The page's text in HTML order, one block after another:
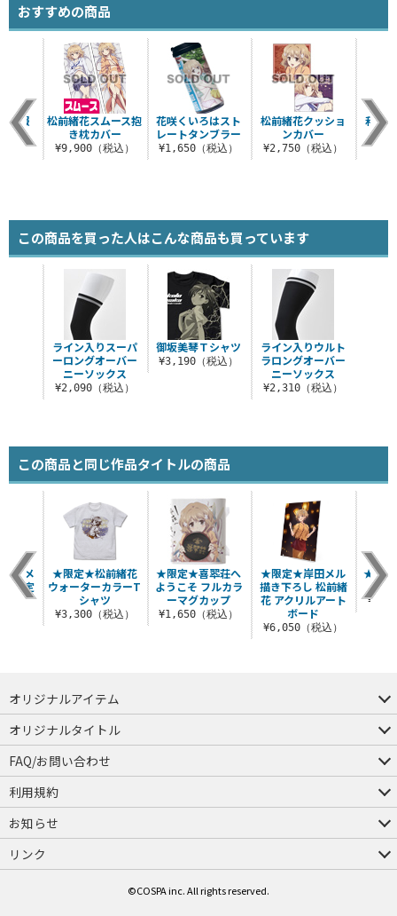
おすすめの商品
花咲くいろはスト
レートタンブラー
¥1,650（税込）
松前緒花クッショ
ンカバー
¥2,750（税込）
和倉
式服
込）
松前緒花スムース抱
き枕カバー
¥9,900（税込）
この商品を買った人はこんな商品も買っています
御坂美琴Ｔシャツ
¥3,190（税込）
ライン入りウルト
ラロングオーバー
ニーソックス
¥2,310（税込）
ライン入りスーパ
ーロングオーバー
ニーソックス
¥2,090（税込）
この商品と同じ作品タイトルの商品
★限定★喜翆荘へ
ようこそ フルカラ
ーマグカップ
¥1,650（税込）
★限定★岸田メル
描き下ろし 松前緒
花 アクリルアート
ボード
¥6,050（税込）
★限定
タ
荘 メ
限定
★限定★松前緒花
ウォーターカラーT
シャツ
¥3,300（税込）
オリジナルアイテム
つままれ
つかまれ
ピョコッテ
オリジナルタイトル
アイテムヤ
ミスカトニック大學購買部
FAQ/お問い合わせ
FAQ
お問い合わせ
利用規約
会員規約・ポイント規約
特定商取引法に関する表示
プライバシーポリシー
お知らせ
店舗情報
採用情報
発売日変更のお知らせ
販売代理店・取扱店募集
海外のご案内（English）
リンク
©COSPA inc. All rights reserved.